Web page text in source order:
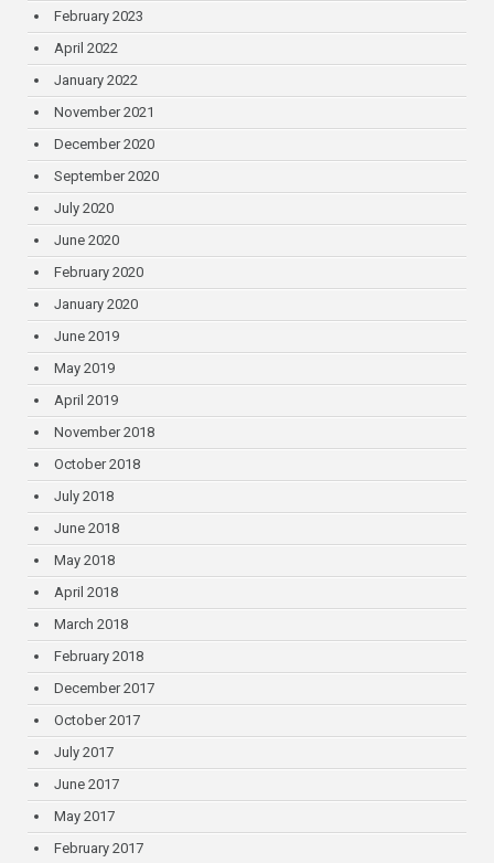
February 2023
April 2022
January 2022
November 2021
December 2020
September 2020
July 2020
June 2020
February 2020
January 2020
June 2019
May 2019
April 2019
November 2018
October 2018
July 2018
June 2018
May 2018
April 2018
March 2018
February 2018
December 2017
October 2017
July 2017
June 2017
May 2017
February 2017